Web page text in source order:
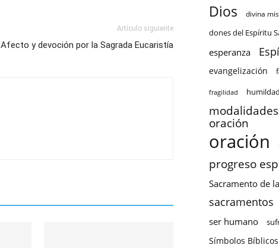
Artículo siguiente
Afecto y devoción por la Sagrada Eucaristía
Dios divina
dones del Espíritu
esperanza
evangelización
fragilidad humildad
oración
oración
progreso
Sacramento de
sacramentos
ser humano
Símbolos Bíblicos